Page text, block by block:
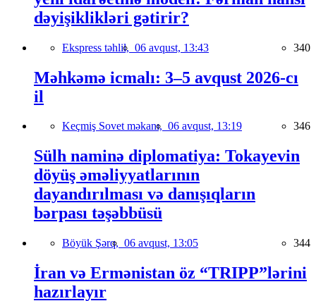
dəyişiklikləri gətirir?
Ekspress təhlil, 06 avqust, 13:43 340
Məhkəmə icmalı: 3–5 avqust 2026-cı
il
Keçmiş Sovet məkanı, 06 avqust, 13:19 346
Sülh naminə diplomatiya: Tokayevin
döyüş əməliyyatlarının
dayandırılması və danışıqların
bərpası təşəbbüsü
Böyük Şərq, 06 avqust, 13:05 344
İran və Ermənistan öz “TRIPP”lərini
hazırlayır